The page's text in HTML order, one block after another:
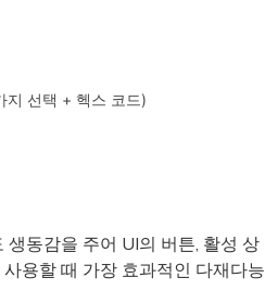
지 선택 + 헥스 코드)
동감을 주어 UI의 버튼, 활성 상
용할 때 가장 효과적인 다재다능